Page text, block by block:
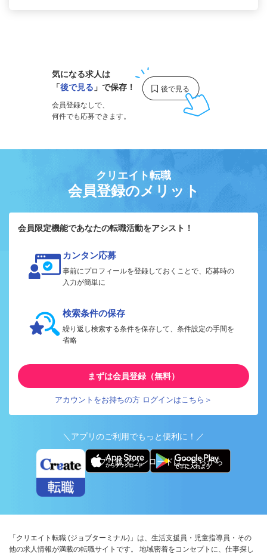
気になる求人は
「後で見る 」で保存！
会員登録なしで、
何件でも応募できます。
クリエイト転職
会員登録のメリット
会員限定機能であなたの転職活動をアシスト！
カンタン応募
事前にプロフィールを登録しておくことで、応募時の
入力が簡単に
検索条件の保存
繰り返し検索する条件を保存して、条件設定の手間を
省略
まずは会員登録（無料）
アカウントをお持ちの方 ログインはこちら＞
＼アプリのご利用でもっと便利に！／
アプリ版ダウンロードはこちらから
「クリエイト転職 (ジョブターミナル)」は、生活支援員・児童指導員・その
他の求人情報が満載の転職サイトです。 地域密着をコンセプトに、仕事探し